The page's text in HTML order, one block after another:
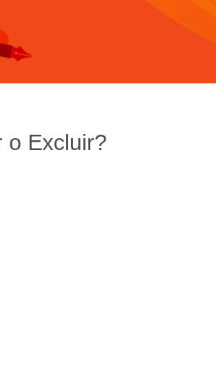
o Excluir?